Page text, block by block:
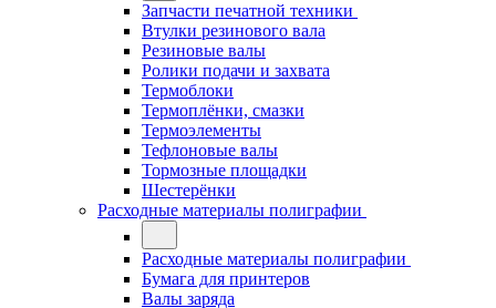
Запчасти печатной техники
Втулки резинового вала
Резиновые валы
Ролики подачи и захвата
Термоблоки
Термоплёнки, смазки
Термоэлементы
Тефлоновые валы
Тормозные площадки
Шестерёнки
Расходные материалы полиграфии
Расходные материалы полиграфии
Бумага для принтеров
Валы заряда